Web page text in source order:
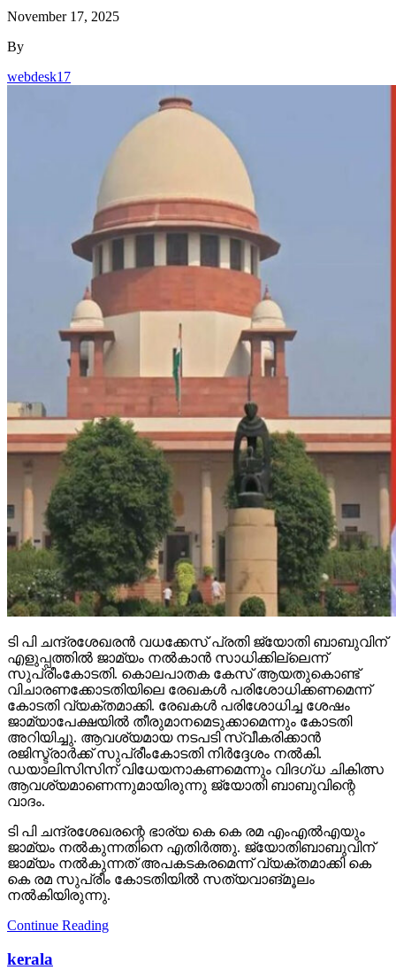
November 17, 2025
By
webdesk17
ടി പി ചന്ദ്രശേഖരന്‍ വധക്കേസ് പ്രതി ജ്യോതി ബാബുവിന്
എളുപ്പത്തില്‍ ജാമ്യം നല്‍കാന്‍ സാധിക്കില്ലെന്ന്
സുപ്രീംകോടതി. കൊലപാതക കേസ് ആയതുകൊണ്ട്
വിചാരണക്കോടതിയിലെ രേഖകള്‍ പരിശോധിക്കണമെന്ന്
കോടതി വ്യക്തമാക്കി. രേഖകള്‍ പരിശോധിച്ച ശേഷം
ജാമ്യാപേക്ഷയില്‍ തീരുമാനമെടുക്കാമെന്നും കോടതി
അറിയിച്ചു. ആവശ്യമായ നടപടി സ്വീകരിക്കാന്‍
രജിസ്ട്രാര്‍ക്ക് സുപ്രീംകോടതി നിര്‍ദ്ദേശം നല്‍കി.
ഡയാലിസിസിന് വിധേയനാകണമെന്നും വിദഗ്ധ ചികിത്സ
ആവശ്യമാണെന്നുമായിരുന്നു ജ്യോതി ബാബുവിന്റെ
വാദം.
ടി പി ചന്ദ്രശേഖരന്റെ ഭാര്യ കെ കെ രമ എംഎല്‍എയും
ജാമ്യം നല്‍കുന്നതിനെ എതിര്‍ത്തു. ജ്യോതിബാബുവിന്
ജാമ്യം നല്‍കുന്നത് അപകടകരമെന്ന് വ്യക്തമാക്കി കെ
കെ രമ സുപ്രീം കോടതിയില്‍ സത്യവാങ്മൂലം
നല്‍കിയിരുന്നു.
Continue Reading
kerala